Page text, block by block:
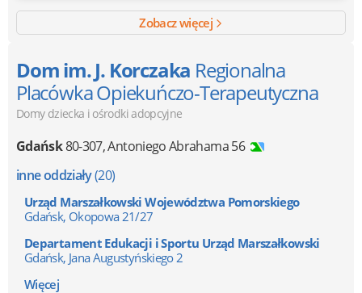
Zobacz więcej
Dom im. J. Korczaka Regionalna
Placówka Opiekuńczo-Terapeutyczna
Domy dziecka i ośrodki adopcyjne
Gdańsk80-307,Antoniego Abrahama 56
inne oddziały(20)
Urząd Marszałkowski Województwa Pomorskiego
Gdańsk, Okopowa 21/27
Departament Edukacji i Sportu Urząd Marszałkowski
Gdańsk, Jana Augustyńskiego 2
Więcej